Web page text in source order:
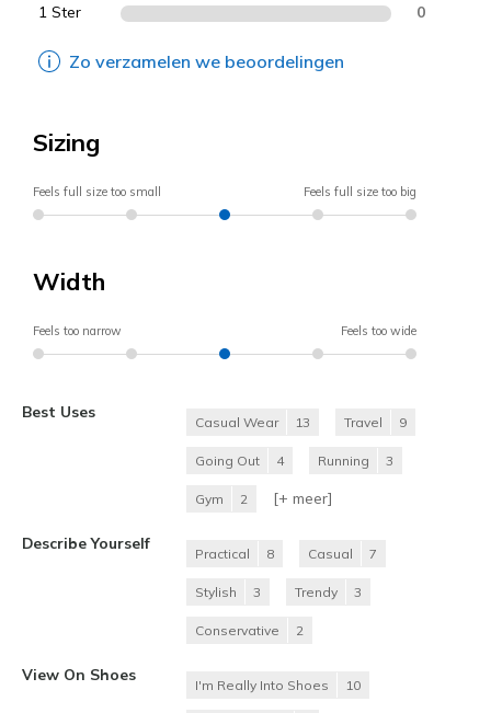
1 Ster 0
Zo verzamelen we beoordelingen
Sizing
Feels full size too small Feels full size too big
Width
Feels too narrow Feels too wide
Best Uses
Casual Wear 13 Travel 9
Going Out 4 Running 3
Gym 2 [+ meer]
Describe Yourself
Practical 8 Casual 7
Stylish 3 Trendy 3
Conservative 2
View On Shoes
I'm Really Into Shoes 10